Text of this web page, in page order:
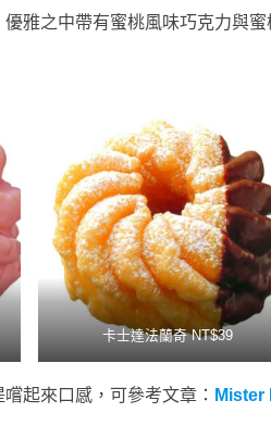
優雅之中帶有蜜桃風味巧克力與
卡士達法蘭奇 NT$39
起來口感，可參考文章： Mister